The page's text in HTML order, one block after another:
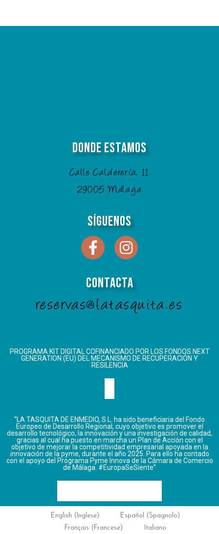
Donde Estamos
Calle Calderería, 11
29005 Málaga
Síguenos
Contacta
reservas@latasquita.es
PROGRAMA KIT DIGITAL COFINANCIADO POR LOS FONDOS NEXT
GENERATION (EU) DEL MECANISMO DE RECUPERACIÓN Y
RESILENCIA
“LA TASQUITA DE ENMEDIO, S.L. ha sido beneficiaria del Fondo
Europeo de Desarrollo Regional, cuyo objetivo es promover el
desarrollo tecnológico, la innovación y una investigación de calidad,
gracias al cual ha puesto en marcha un Plan de Acción con el
objetivo de mejorar la competitividad empresarial apoyada en la
innovación de la pyme, durante el año 2025. Para ello ha contado
con el apoyo del Programa Pyme Innova de la Cámara de Comercio
de Málaga. #EuropaSeSiente”
English ( Inglese) Español (Spagnolo )
Français ( Francese) Italiano